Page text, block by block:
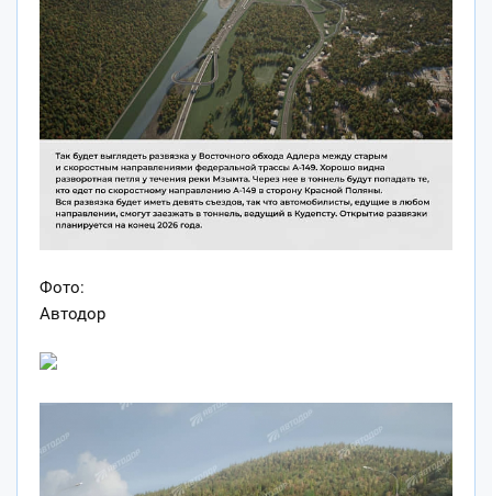
Фото:
Автодор